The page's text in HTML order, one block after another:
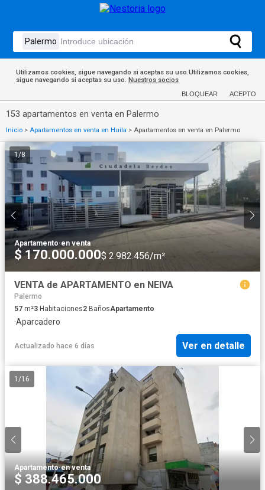
Utilizamos cookies, sigue navegando si aceptas su uso.Utilizamos cookies,
sigue navegando si aceptas su uso. Nuestros socios
BLOQUEAR ACEPTO
153 apartamentos en venta en Palermo
Inicio > Apartamentos en venta en Huila > Apartamentos en venta en Palermo
1/8
Apartamento·en venta
$ 170.000.000$ 2.982.456/m²
VENTA de APARTAMENTO en NEIVA
Palermo
57 m²3 Habitaciones2 BañosApartamento
·Aparcadero
Actualizado hace 6 días Ver en detalle
1 /16
Apartamento·en venta
$ 388.465.000